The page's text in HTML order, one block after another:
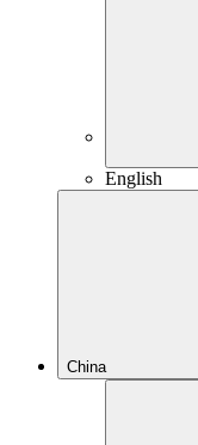
English
China